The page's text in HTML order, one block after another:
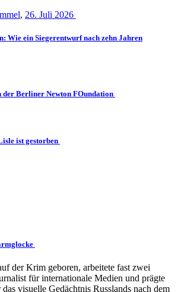
, 26. Juli 2026
Wie ein Siegerentwurf nach zehn Jahren
der Berliner Newton FOundation
ist gestorben
der Krim geboren, arbeitete fast zwei
für internationale Medien und prägte
visuelle Gedächtnis Russlands nach dem